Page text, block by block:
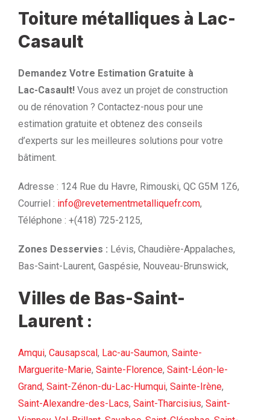
Toiture métalliques à Lac-
Casault
Demandez Votre Estimation Gratuite à
Lac-Casault! Vous avez un projet de construction
ou de rénovation ? Contactez-nous pour une
estimation gratuite et obtenez des conseils
d’experts sur les meilleures solutions pour votre
bâtiment.
Adresse : 124 Rue du Havre, Rimouski, QC G5M 1Z6,
Courriel : info@revetementmetalliquefr.com,
Téléphone : +(418) 725-2125,
Zones Desservies : Lévis, Chaudière-Appalaches,
Bas-Saint-Laurent, Gaspésie, Nouveau-Brunswick,
Villes de Bas-Saint-
Laurent :
Amqui, Causapscal , Lac-au-Saumon, Sainte-
Marguerite-Marie, Sainte-Florence, Saint-Léon-le-
Grand, Saint-Zénon-du-Lac-Humqui, Sainte-Irène,
Saint-Alexandre-des-Lacs, Saint-Tharcisius, Saint-